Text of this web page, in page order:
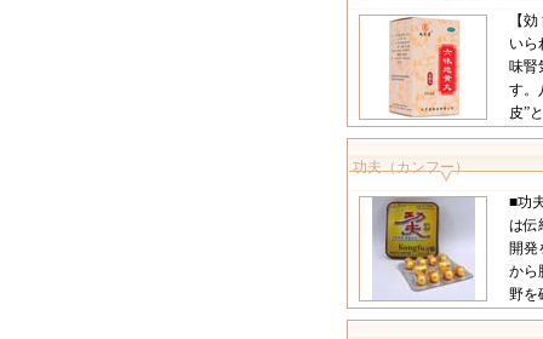
【
いら
味腎
す。
皮”
功夫（カンフー）
■功
は伝
開発
から
野を